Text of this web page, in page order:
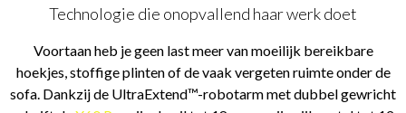
Technologie die onopvallend haar werk doet
Voortaan heb je geen last meer van moeilijk bereikbare
hoekjes, stoffige plinten of de vaak vergeten ruimte onder de
sofa. Dankzij de UltraExtend™-robotarm met dubbel gewricht